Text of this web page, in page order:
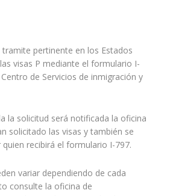
tramite pertinente en los Estados
visas P mediante el formulario I-
de Servicios de inmigración y
la solicitud será notificada la oficina
solicitado las visas y también se
recibirá el formulario I-797.
variar dependiendo de cada
consulte la oficina de